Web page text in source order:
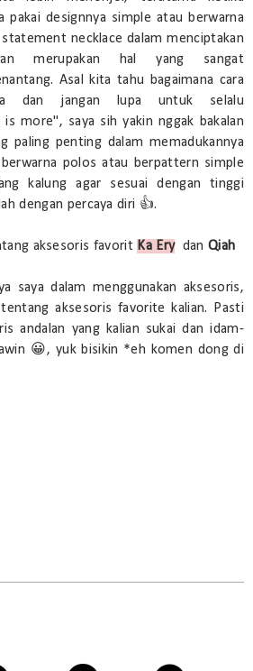
designnya simple atau berwarna
necklace dalam menciptakan
merupakan hal yang sangat
Asal kita tahu bagaimana cara
dan jangan lupa untuk selalu
is more", saya sih yakin nggak bakalan
paling penting dalam memadukannya
polos atau berpattern simple
kalung agar sesuai dengan tinggi
dengan percaya diri 👍.
aksesoris favorit Ka ErydanQiah
saya dalam menggunakan aksesoris,
aksesoris favorite kalian. Pasti
andalan yang kalian sukai dan idam-
😀, yuk bisikin *eh komen dong di